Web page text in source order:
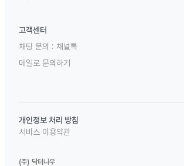
고객센터
채팅 문의 : 채널톡
메일로 문의하기
개인정보 처리 방침
서비스 이용약관
(주) 닥터나우